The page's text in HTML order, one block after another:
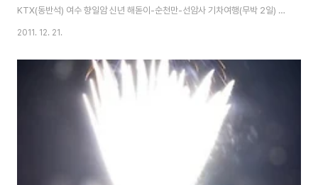
KTX(동반석) 여수 향일암 신년 해돋이-순천만-선암사 기차여행(무박 2일) 용
산역을 저녁 9시 40분 출발하여 장성역에 도착, 연계버스를 타고 여수 돌산대
을 취하고 “해를 향한 암자” 향일암으로 걸어간다. 관음정에 올라 장엄하게 떠
오르는 신년 일출을 바라보며, 신년 소망을 빌어보자. 일출 관람 후 8,000년의
역사를 간직한 순천만자연생태공원으로 이동, 아름다운 습지에 갈대숲 길을 따
라 조성된 탐방로를 지나 용산전망대에 올라 순천만을 한 눈에 바라보면 아름
다운 전경에 감탄사가 절로 ..
2011. 12. 21.